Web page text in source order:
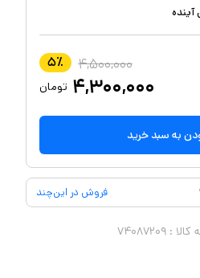
آینده
۴,۵۰۰,۰۰۰ ۵٪
۴,۳۰۰,۰۰۰ تومان
به سبد خرید
فروش در این‌چند
کالا :۷۴۰۸۷۲۰۹